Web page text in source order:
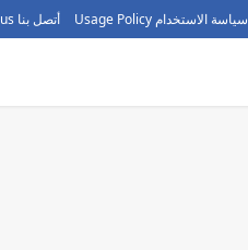
سياسة الاستخدام Usage Policy أتصل بنا call us